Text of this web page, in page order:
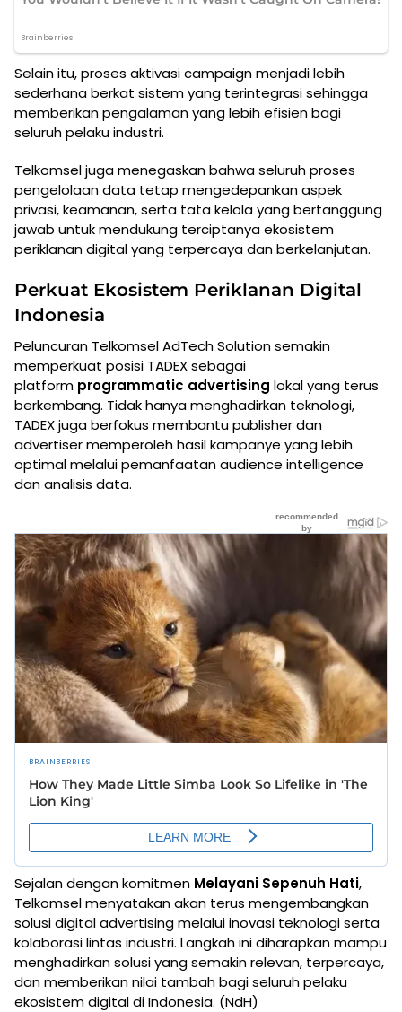
Selain itu, proses aktivasi campaign menjadi lebih
sederhana berkat sistem yang terintegrasi sehingga
memberikan pengalaman yang lebih efisien bagi
seluruh pelaku industri.
Telkomsel juga menegaskan bahwa seluruh proses
pengelolaan data tetap mengedepankan aspek
privasi, keamanan, serta tata kelola yang bertanggung
jawab untuk mendukung terciptanya ekosistem
periklanan digital yang terpercaya dan berkelanjutan.
Perkuat Ekosistem Periklanan Digital
Indonesia
Peluncuran Telkomsel AdTech Solution semakin
memperkuat posisi TADEX sebagai
platform programmatic advertising lokal yang terus
berkembang. Tidak hanya menghadirkan teknologi,
TADEX juga berfokus membantu publisher dan
advertiser memperoleh hasil kampanye yang lebih
optimal melalui pemanfaatan audience intelligence
dan analisis data.
Sejalan dengan komitmen Melayani Sepenuh Hati,
Telkomsel menyatakan akan terus mengembangkan
solusi digital advertising melalui inovasi teknologi serta
kolaborasi lintas industri. Langkah ini diharapkan mampu
menghadirkan solusi yang semakin relevan, terpercaya,
dan memberikan nilai tambah bagi seluruh pelaku
ekosistem digital di Indonesia. (NdH)